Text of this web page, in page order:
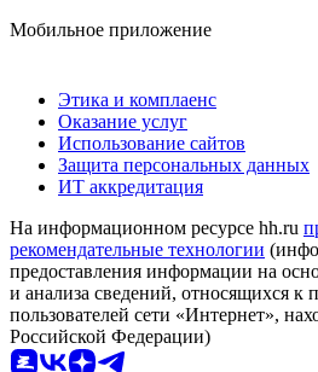
Мобильное приложение
Этика и комплаенс
Оказание услуг
Использование сайтов
Защита персональных данных
ИТ аккредитация
На информационном ресурсе hh.ru
рекомендательные технологии
предоставления информации на
и анализа сведений, относящихся к
пользователей сети «Интернет»,
Российской Федерации)